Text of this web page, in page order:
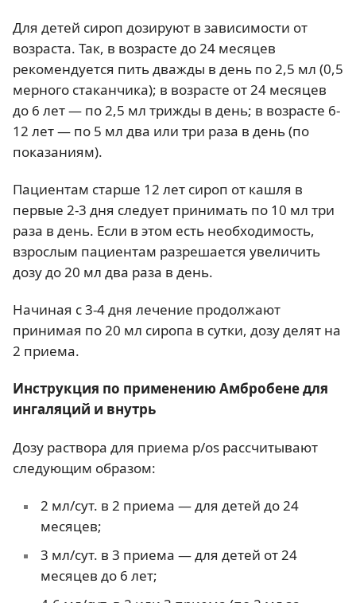
Для детей сироп дозируют в зависимости от
возраста. Так, в возрасте до 24 месяцев
рекомендуется пить дважды в день по 2,5 мл (0,5
мерного стаканчика); в возрасте от 24 месяцев
до 6 лет — по 2,5 мл трижды в день; в возрасте 6-
12 лет — по 5 мл два или три раза в день (по
показаниям).
Пациентам старше 12 лет сироп от кашля в
первые 2-3 дня следует принимать по 10 мл три
раза в день. Если в этом есть необходимость,
взрослым пациентам разрешается увеличить
дозу до 20 мл два раза в день.
Начиная с 3-4 дня лечение продолжают
принимая по 20 мл сиропа в сутки, дозу делят на
2 приема.
Инструкция по применению Амбробене для
ингаляций и внутрь
Дозу раствора для приема p/os рассчитывают
следующим образом:
2 мл/сут. в 2 приема — для детей до 24
месяцев;
3 мл/сут. в 3 приема — для детей от 24
месяцев до 6 лет;